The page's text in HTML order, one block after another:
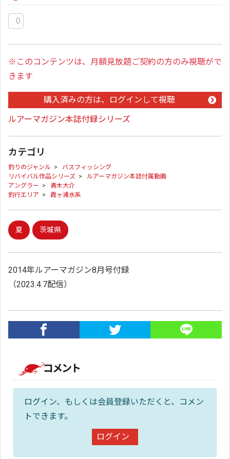
0
※このコンテンツは、月額見放題ご契約の方のみ視聴がで
きます
購入済みの方は、ログインして視聴
ルアーマガジン本誌付録シリーズ
カテゴリ
釣りのジャンル > バスフィッシング
リバイバル作品シリーズ > ルアーマガジン本誌付属動画
アングラー > 青木大介
釣行エリア > 霞ヶ浦水系
夏 茨城県
2014年ルアーマガジン8月号付録
（2023.4.7配信）
コメント
ログイン、もしくは会員登録いただくと、コメン
トできます。
ログイン